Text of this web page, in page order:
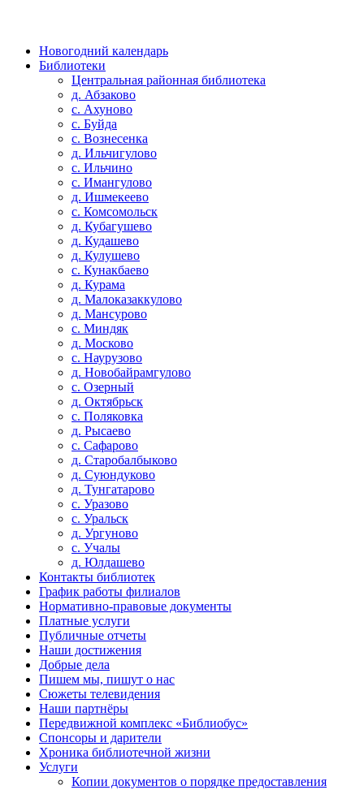
Новогодний календарь
Библиотеки
Центральная районная библиотека
д. Абзаково
с. Ахуново
с. Буйда
с. Вознесенка
д. Ильчигулово
с. Ильчино
с. Имангулово
д. Ишмекеево
с. Комсомольск
д. Кубагушево
д. Кудашево
д. Кулушево
с. Кунакбаево
д. Курама
д. Малоказаккулово
д. Мансурово
с. Миндяк
д. Москово
с. Наурузово
д. Новобайрамгулово
с. Озерный
д. Октябрьск
с. Поляковка
д. Рысаево
с. Сафарово
д. Старобалбыково
д. Суюндуково
д. Тунгатарово
с. Уразово
с. Уральск
д. Ургуново
с. Учалы
д. Юлдашево
Контакты библиотек
График работы филиалов
Нормативно-правовые документы
Платные услуги
Публичные отчеты
Наши достижения
Добрые дела
Пишем мы, пишут о нас
Сюжеты телевидения
Наши партнёры
Передвижной комплекс «Библиобус»
Спонсоры и дарители
Хроника библиотечной жизни
Услуги
Копии документов о порядке предоставления